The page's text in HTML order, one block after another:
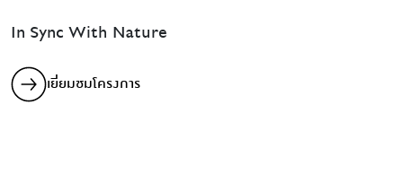
In Sync With Nature
เยี่ยมชมโครงการ